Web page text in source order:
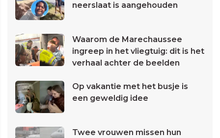
neerslaat is aangehouden
Waarom de Marechaussee
ingreep in het vliegtuig: dit is het
verhaal achter de beelden
Op vakantie met het busje is
een geweldig idee
Twee vrouwen missen hun